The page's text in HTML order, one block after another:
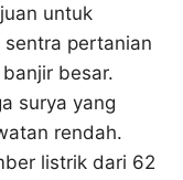
untuk
pertanian
besar.
surya yang
rendah.
listrik dari 62